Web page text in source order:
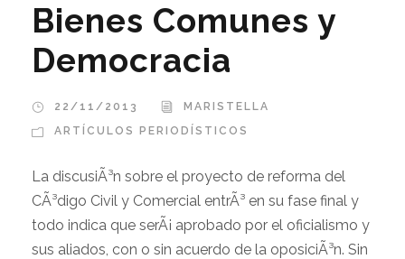
Bienes Comunes y
Democracia
22/11/2013
MARISTELLA
ARTÍ­CULOS PERIODÍSTICOS
La discusiÃ³n sobre el proyecto de reforma del
CÃ³digo Civil y Comercial entrÃ³ en su fase final y
todo indica que serÃ¡ aprobado por el oficialismo y
sus aliados, con o sin acuerdo de la oposiciÃ³n. Sin